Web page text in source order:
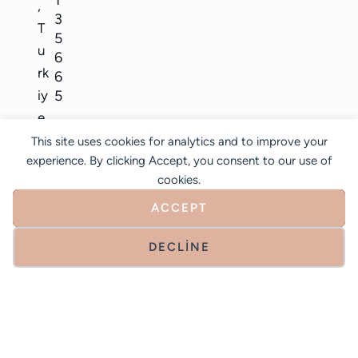
,
T
u
rk
iy
e
dr
a
3
5
6
6
5
This site uses cookies for analytics and to improve your
experience. By clicking Accept, you consent to our use of
cookies.
ACCEPT
DECLINE